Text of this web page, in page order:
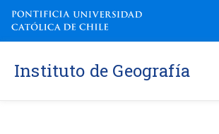
Instituto de Geografía